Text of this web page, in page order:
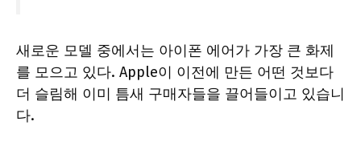
새로운 모델 중에서는 아이폰 에어가 가장 큰 화제
를 모으고 있다. Apple이 이전에 만든 어떤 것보다
더 슬림해 이미 틈새 구매자들을 끌어들이고 있습니
다.